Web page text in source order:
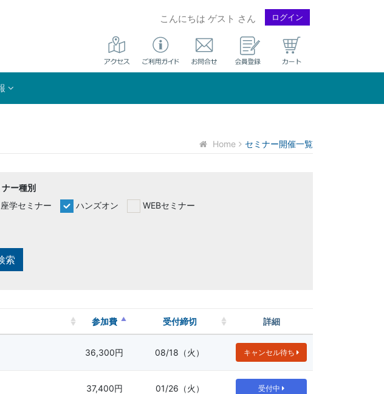
こんにちは ゲスト さん ログイン
Home セミナー開催一覧
ー種別
座学セミナー
ハンズオン WEBセミナー
索
参加費 受付締切 詳細
36,300円 08/18（火） キャンセル待ち
37,400円 01/26（火） 受付中